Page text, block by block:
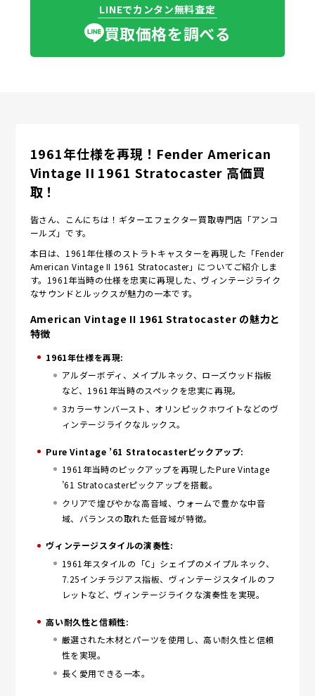
LINEでカンタン無料査定
買取価格を調べる
1961年仕様を再現！Fender American
Vintage II 1961 Stratocaster 高価買
取！
皆さん、こんにちは！ギターエフェクター買取専門店「アンコ
ールズ」です。
本日は、1961年仕様のストラトキャスターを再現した「Fender
American Vintage II 1961 Stratocaster」についてご紹介しま
す。1961年当時の仕様を忠実に再現した、ヴィンテージライク
なサウンドとルックスが魅力の一本です。
American Vintage II 1961 Stratocaster の魅力と
特徴
1961年仕様を再現:
アルダーボディ、メイプルネック、ローズウッド指板
など、1961年当時のスペックを忠実に再現。
3カラーサンバースト、オリンピックホワイトなどのヴ
ィンテージライクなルックス。
Pure Vintage ’61 Stratocasterピックアップ:
1961年当時のピックアップを再現したPure Vintage
’61 Stratocasterピックアップを搭載。
クリアで煌びやかな高音域、ウォームで豊かな中音
域、バランスの取れた低音域が特徴。
ヴィンテージスタイルの演奏性:
1961年スタイルの「C」シェイプのメイプルネック、
7.25インチラジアス指板、ヴィンテージスタイルのフ
レットなど、ヴィンテージライクな演奏性を実現。
高い耐久性と信頼性:
厳選された木材とパーツを使用し、高い耐久性と信頼
性を実現。
長く愛用できる一本。